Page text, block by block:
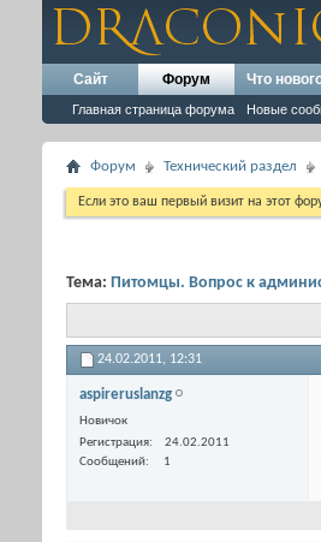
Сайт Форум
Главная страница форума Новые
Что
Форум Технический раздел
Если это ваш первый визит на этот
Тема: Питомцы. Вопрос к
24.02.2011, 12:31
aspireruslanzg
Новичок
Регистрация
24.02.2011
Сообщений
1